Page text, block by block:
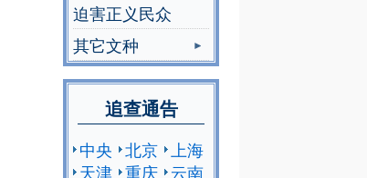
迫害正义民众
其它文种
追查通告
中央 北京 上海
天津 重庆 云南